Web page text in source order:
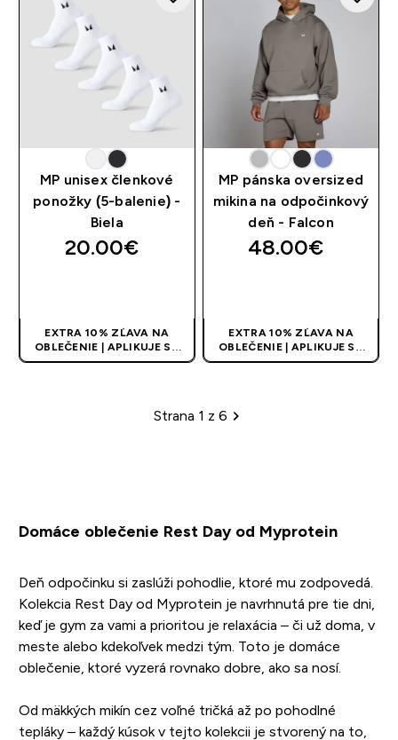
MP unisex členkové
ponožky (5-balenie) -
Biela
20.00€‎
EXTRA 10% ZĽAVA NA
OBLEČENIE | APLIKUJE SA
AUTOMATICKY PRI KÚPE 3
MP pánska oversized
mikina na odpočinkový
deň - Falcon
48.00€‎
EXTRA 10% ZĽAVA NA
OBLEČENIE | APLIKUJE SA
AUTOMATICKY PRI KÚPE 3
Stránkovanie
Strana 1 z 6
Domáce oblečenie Rest Day od Myprotein
Deň odpočinku si zaslúži pohodlie, ktoré mu zodpovedá.
Kolekcia Rest Day od Myprotein je navrhnutá pre tie dni,
keď je gym za vami a prioritou je relaxácia – či už doma, v
meste alebo kdekoľvek medzi tým. Toto je domáce
oblečenie, ktoré vyzerá rovnako dobre, ako sa nosí.
Od mäkkých mikín cez voľné tričká až po pohodlné
tepláky – každý kúsok v tejto kolekcii je stvorený na to,